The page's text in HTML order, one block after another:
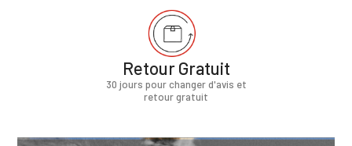
Retour Gratuit
30 jours pour changer d'avis et
retour gratuit